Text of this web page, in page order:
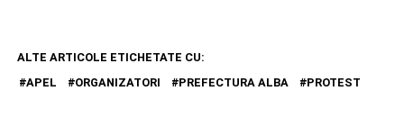
ALTE ARTICOLE ETICHETATE CU:
APEL
ORGANIZATORI PREFECTURA ALBA PROTEST